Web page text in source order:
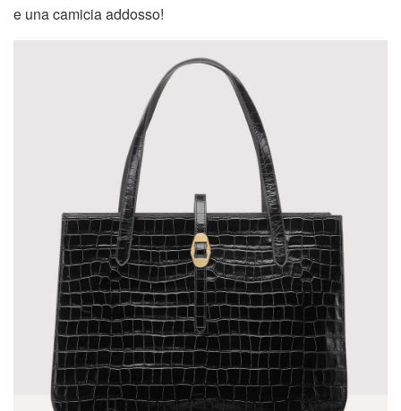
e una camicia addosso!